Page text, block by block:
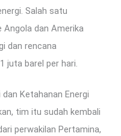
Salah satu
Angola dan Amerika
dan rencana
juta barel per hari.
Ketahanan Energi
tim itu sudah kembali
perwakilan Pertamina,